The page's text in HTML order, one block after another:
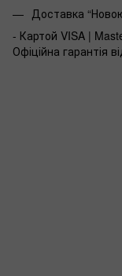
Доставка
- Картой VISA |
Офіційна гарантія